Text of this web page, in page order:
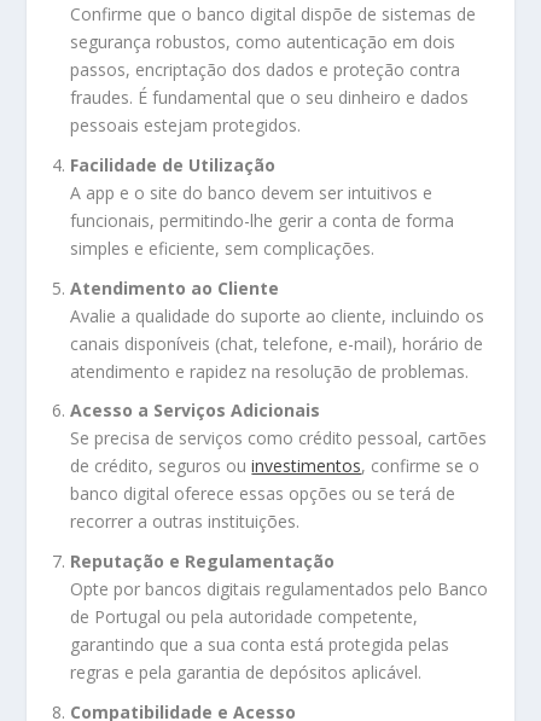
Confirme que o banco digital dispõe de sistemas de
segurança robustos, como autenticação em dois
passos, encriptação dos dados e proteção contra
fraudes. É fundamental que o seu dinheiro e dados
pessoais estejam protegidos.
Facilidade de Utilização
A app e o site do banco devem ser intuitivos e
funcionais, permitindo-lhe gerir a conta de forma
simples e eficiente, sem complicações.
Atendimento ao Cliente
Avalie a qualidade do suporte ao cliente, incluindo os
canais disponíveis (chat, telefone, e-mail), horário de
atendimento e rapidez na resolução de problemas.
Acesso a Serviços Adicionais
Se precisa de serviços como crédito pessoal, cartões
de crédito, seguros ouinvestimentos, confirme se o
banco digital oferece essas opções ou se terá de
recorrer a outras instituições.
Reputação e Regulamentação
Opte por bancos digitais regulamentados pelo Banco
de Portugal ou pela autoridade competente,
garantindo que a sua conta está protegida pelas
regras e pela garantia de depósitos aplicável.
Compatibilidade e Acesso